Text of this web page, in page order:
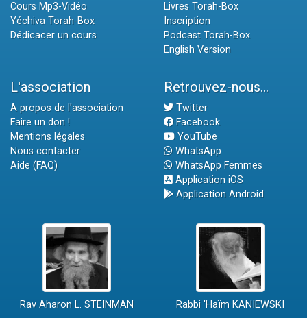
Cours Mp3-Vidéo
Yéchiva Torah-Box
Dédicacer un cours
Livres Torah-Box
Inscription
Podcast Torah-Box
English Version
L'association
A propos de l'association
Faire un don !
Mentions légales
Nous contacter
Aide (FAQ)
Retrouvez-nous...
Twitter
Facebook
YouTube
WhatsApp
WhatsApp Femmes
Application iOS
Application Android
Rav Aharon L. STEINMAN Rabbi 'Haïm KANIEWSKI